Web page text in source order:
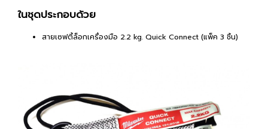
ในชุดประกอบด้วย
สายเซฟตี้ล็อกเครื่องมือ 2.2 kg. Quick Connect (แพ็ค 3 ชิ้น)